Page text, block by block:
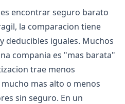
encontrar seguro barato
la comparacion tiene
deducibles iguales. Muchos
compania es "mas barata"
trae menos
mas alto o menos
sin seguro. En un